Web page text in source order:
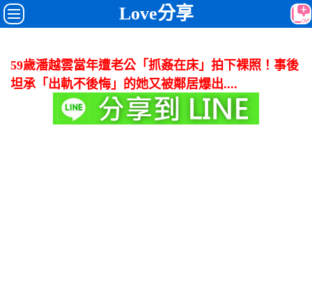
Love分享
59歲潘越雲當年遭老公「抓姦在床」拍下裸照！事後
坦承「出軌不後悔」的她又被鄰居爆出....